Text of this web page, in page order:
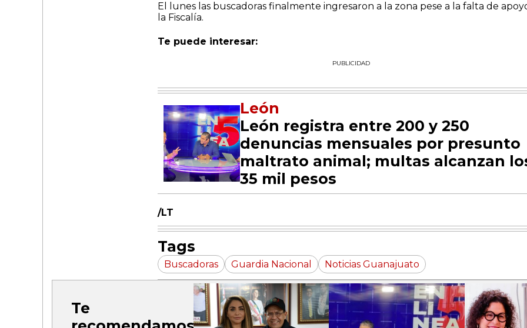
El lunes las buscadoras finalmente ingresaron a la zona pese a la falta de
la Fiscalía.
Te puede interesar:
PUBLICIDAD
León
León registra entre 200 y 250
denuncias mensuales por presunto
maltrato animal; multas alcanzan
35 mil pesos
/LT
Tags
Buscadoras Guardia Nacional Noticias Guanajuato
Te